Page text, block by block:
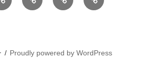
談
ツ
ツ
エ
注
エ
品
収
ト
ラ
カ
か
ご
近
稿
物
の
作
ー
Proudly powered by WordPress